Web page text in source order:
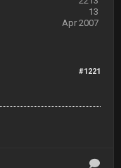
13
Apr 2007
#1221